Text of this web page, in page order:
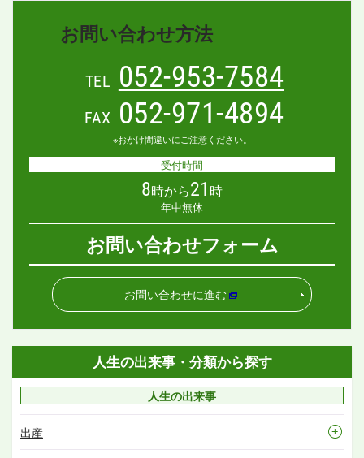
お問い合わせ方法
TEL 052-953-7584
FAX 052-971-4894
※おかけ間違いにご注意ください。
受付時間
8時から21 時
年中無休
お問い合わせフォーム
お問い合わせに進む
人生の出来事・分類から探す
人生の出来事
出産